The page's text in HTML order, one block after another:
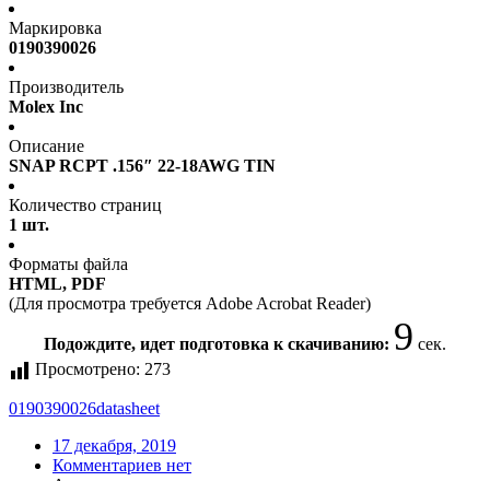
Маркировка
0190390026
Производитель
Molex Inc
Описание
SNAP RCPT .156″ 22-18AWG TIN
Количество страниц
1 шт.
Форматы файла
HTML, PDF
(Для просмотра требуется Adobe Acrobat Reader)
Подождите, идет подготовка к скачиванию: 9 сек.
Просмотрено: 273
0190390026datasheet
17 декабря, 2019
Комментариев нет